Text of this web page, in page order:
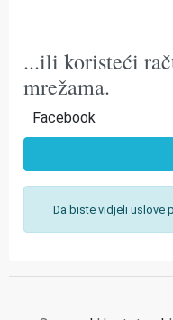
...ili koristeći
mrežama.
Facebook
Da biste vidjeli uslove